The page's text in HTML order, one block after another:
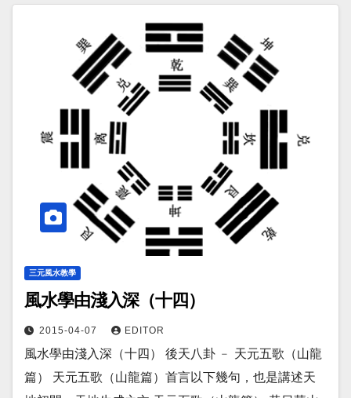
三元風水教學
風水學由淺入深（十四）
2015-04-07 EDITOR
風水學由淺入深（十四） 後天八卦 ﹣ 天元五歌（山龍
篇） 天元五歌（山龍篇）首言以下幾句，也是講述天